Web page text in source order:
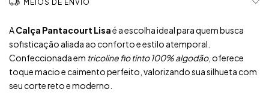
MEIOS DE ENVIO
ACalça Pantacourt Lisaé a escolha ideal para quem busca
sofisticação aliada ao conforto e estilo atemporal.
Confeccionada em tricoline fio tinto 100% algodão, oferece
toque macio e caimento perfeito, valorizando sua silhueta com
seu corte reto e moderno.